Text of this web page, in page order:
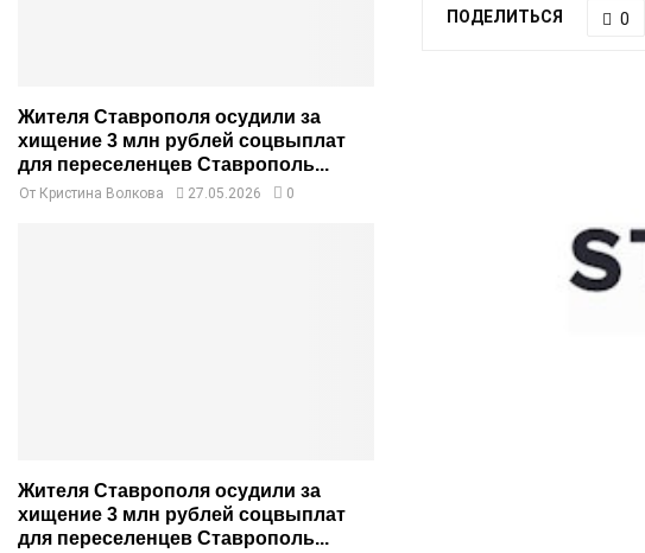
ПОДЕЛИТЬСЯ 0
Жителя Ставрополя осудили за
хищение 3 млн рублей соцвыплат
для переселенцев Ставрополь...
От Кристина Волкова 27.05.2026 0
Жителя Ставрополя осудили за
хищение 3 млн рублей соцвыплат
для переселенцев Ставрополь...